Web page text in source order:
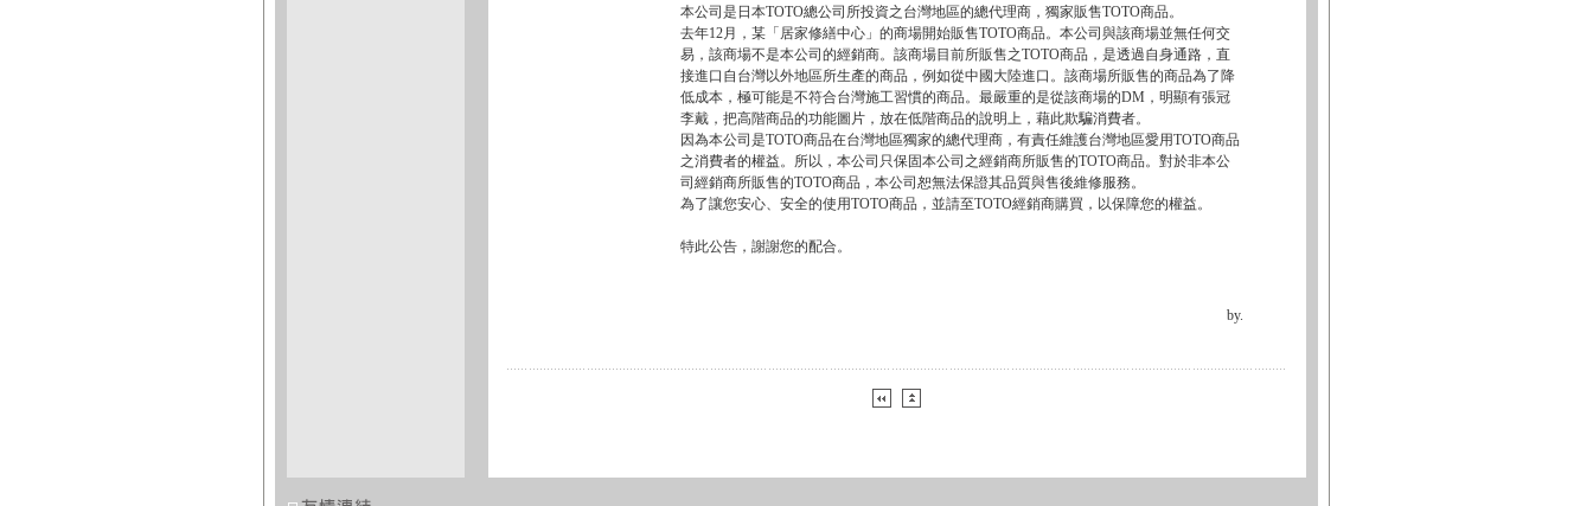
本公司是日本TOTO總公司所投資之台灣地區的總代理商，獨家販售TOTO商品。
去年12月，某「居家修繕中心」的商場開始販售TOTO商品。本公司與該商場並無任何交
易，該商場不是本公司的經銷商。該商場目前所販售之TOTO商品，是透過自身通路，直
接進口自台灣以外地區所生產的商品，例如從中國大陸進口。該商場所販售的商品為了降
低成本，極可能是不符合台灣施工習慣的商品。最嚴重的是從該商場的DM，明顯有張冠
李戴，把高階商品的功能圖片，放在低階商品的說明上，藉此欺騙消費者。
因為本公司是TOTO商品在台灣地區獨家的總代理商，有責任維護台灣地區愛用TOTO商品
之消費者的權益。所以，本公司只保固本公司之經銷商所販售的TOTO商品。對於非本公
司經銷商所販售的TOTO商品，本公司恕無法保證其品質與售後維修服務。
為了讓您安心、安全的使用TOTO商品，並請至TOTO經銷商購買，以保障您的權益。
特此公告，謝謝您的配合。
by.